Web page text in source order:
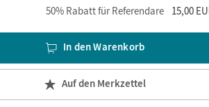
50% Rabatt für Referendare 15,00
In den Warenkorb
Auf den Merkzettel